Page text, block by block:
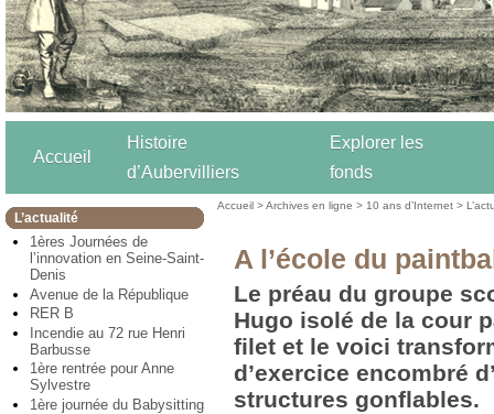
Accueil
Histoire
d’Aubervilliers
Explorer les
fonds
L’actualité
1ères Journées de
l’innovation en Seine-Saint-
Denis
Avenue de la République
RER B
Incendie au 72 rue Henri
Barbusse
1ère rentrée pour Anne
Sylvestre
1ère journée du Babysitting
Accueil >Archives en ligne > 10 ans d’Internet >
A l’école du
Le préau du groupe
Hugo isolé de la cour
filet et le voici
d’exercice encombré
structures gonflables.